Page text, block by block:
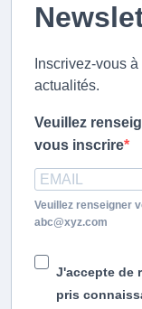
Inscrivez-vous
actualités.
Veuillez
vous inscrire
Veuillez renseigner
abc@xyz.com
J'accepte de
pris